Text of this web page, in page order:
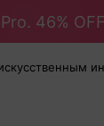
46% OFF